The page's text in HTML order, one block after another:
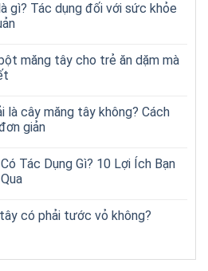
gì? Tác dụng đối với sức khỏe
măng tây cho trẻ ăn dặm mà
là cây măng tây không? Cách
giản
Tác Dụng Gì? 10 Lợi Ích Bạn
có phải tước vỏ không?